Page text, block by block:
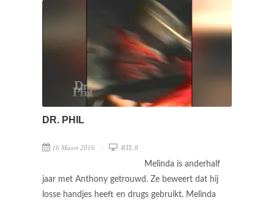
DR. PHIL
16 Maart 2016 RTL 8
Melinda is anderhalf
jaar met Anthony getrouwd. Ze beweert dat hij
losse handjes heeft en drugs gebruikt. Melinda